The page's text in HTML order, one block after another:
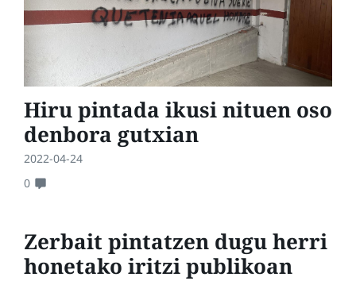
Hiru pintada ikusi nituen oso
denbora gutxian
2022-04-24
0
Zerbait pintatzen dugu herri
honetako iritzi publikoan